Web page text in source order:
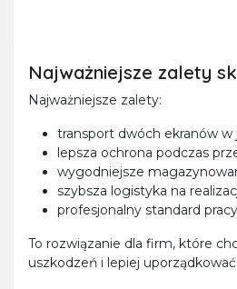
Najważniejsze zalety
Najważniejsze zalety:
transport dwóch ekranów w
lepsza ochrona podczas
wygodniejsze
szybsza logistyka na
profesjonalny standard pracy
To rozwiązanie dla firm, które
uszkodzeń i lepiej